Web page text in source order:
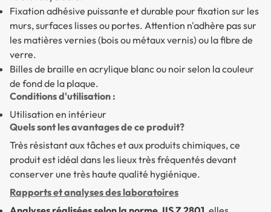
Fixation adhésive puissante et durable pour fixation sur les
murs, surfaces lisses ou portes. Attention n'adhère pas sur
les matières vernies (bois ou métaux vernis) ou la fibre de
verre.
Billes de braille en acrylique blanc ou noir selon la couleur
de fond de la plaque.
Conditions d'utilisation :
Utilisation en intérieur
Quels sont les avantages de ce produit?
Très résistant aux tâches et aux produits chimiques, ce
produit est idéal dans les lieux très fréquentés devant
conserver une très haute qualité hygiénique.
Rapports et analyses des laboratoires